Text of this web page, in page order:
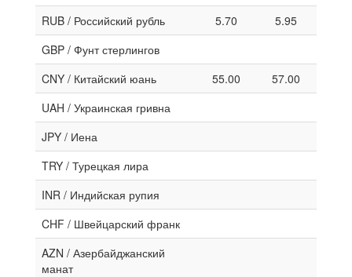
RUB / Российский рубль
5.70
5.95
GBP / Фунт стерлингов
CNY / Китайский юань
55.00
57.00
UAH / Украинская гривна
JPY / Иена
TRY / Турецкая лира
INR / Индийская рупия
CHF / Швейцарский франк
AZN / Азербайджанский
манат